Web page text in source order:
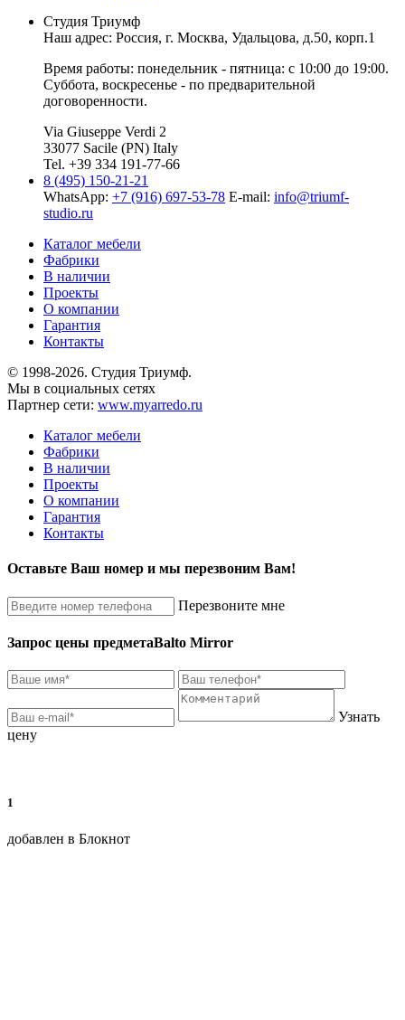
Студия Триумф
Наш адрес: Россия, г. Москва, Удальцова, д.50, корп.1
Время работы: понедельник - пятница: с 10:00 до 19:00.
Суббота, воскресенье - по предварительной
договоренности.
Via Giuseppe Verdi 2
33077 Sacile (PN) Italy
Tel. +39 334 191-77-66
8 (495) 150-21-21
WhatsApp: +7 (916) 697-53-78 E-mail: info@triumf-
studio.ru
Каталог мебели
Фабрики
В наличии
Проекты
О компании
Гарантия
Контакты
© 1998-2026. Студия Триумф.
Мы в социальных сетях
Партнер сети: www.myarredo.ru
Каталог мебели
Фабрики
В наличии
Проекты
О компании
Гарантия
Контакты
Оставьте Ваш номер и мы перезвоним Вам!
Перезвоните мне
Запрос цены предметаBalto Mirror
Узнать
цену
1
добавлен в Блокнот